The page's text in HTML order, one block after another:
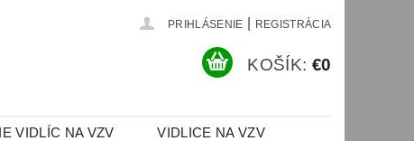
PRIHLÁSENIE REGISTRÁCIA
KOŠÍK: €0
VIDLÍC NA VZV VIDLICE NA VZV